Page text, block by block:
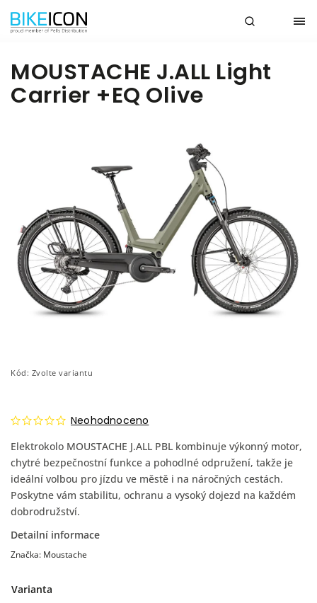
MOUSTACHE J.ALL Light
Carrier +EQ Olive
Kód: Zvolte variantu
Neohodnoceno
Elektrokolo MOUSTACHE J.ALL PBL kombinuje výkonný motor,
chytré bezpečnostní funkce a pohodlné odpružení, takže je
ideální volbou pro jízdu ve městě i na náročných cestách.
Poskytne vám stabilitu, ochranu a vysoký dojezd na každém
dobrodružství.
Detailní informace
Značka: Moustache
Varianta